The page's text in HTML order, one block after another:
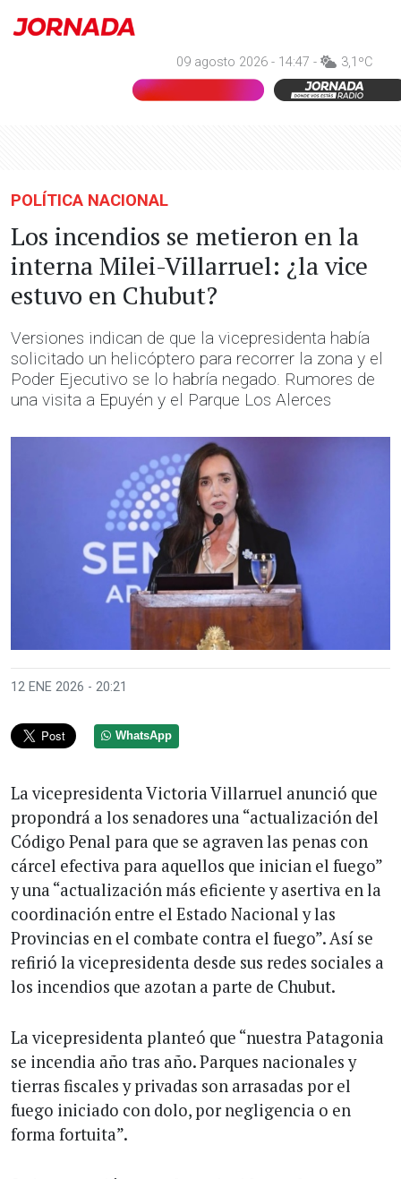
09 agosto 2026 - 14:47 - 3,1ºC
POLÍTICA NACIONAL
Los incendios se metieron en la
interna Milei-Villarruel: ¿la vice
estuvo en Chubut?
Versiones indican de que la vicepresidenta había
solicitado un helicóptero para recorrer la zona y el
Poder Ejecutivo se lo habría negado. Rumores de
una visita a Epuyén y el Parque Los Alerces
12 ENE 2026 - 20:21
WhatsApp
La vicepresidenta Victoria Villarruel anunció que
propondrá a los senadores una “actualización del
Código Penal para que se agraven las penas con
cárcel efectiva para aquellos que inician el fuego”
y una “actualización más eficiente y asertiva en la
coordinación entre el Estado Nacional y las
Provincias en el combate contra el fuego”. Así se
refirió la vicepresidenta desde sus redes sociales a
los incendios que azotan a parte de Chubut.
La vicepresidenta planteó que “nuestra Patagonia
se incendia año tras año. Parques nacionales y
tierras fiscales y privadas son arrasadas por el
fuego iniciado con dolo, por negligencia o en
forma fortuita”.